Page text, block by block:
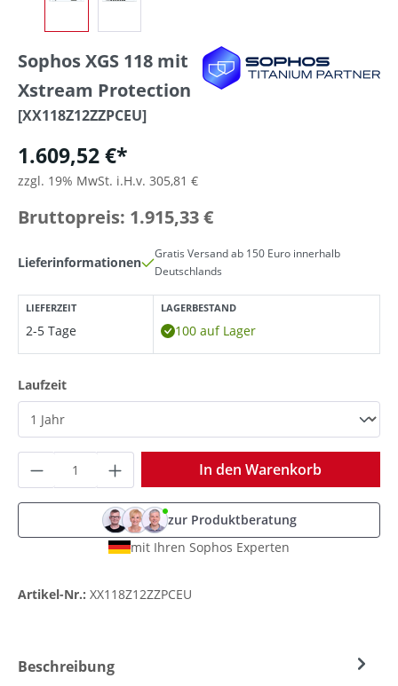
Sophos XGS 118 mit
Xstream Protection
[XX118Z12ZZPCEU]
1.609,52 €*
zzgl. 19% MwSt. i.H.v. 305,81 €
Bruttopreis: 1.915,33 €
Lieferinformationen
Gratis Versand ab 150 Euro innerhalb
Deutschlands
LIEFERZEIT
2-5 Tage
LAGERBESTAND
100 auf Lager
Laufzeitauswählen
Produkt Anzahl: Gib den gewünschten
In den Warenkorb
zur Produktberatung
mit Ihren Sophos Experten
Artikel-Nr.: XX118Z12ZZPCEU
Beschreibung